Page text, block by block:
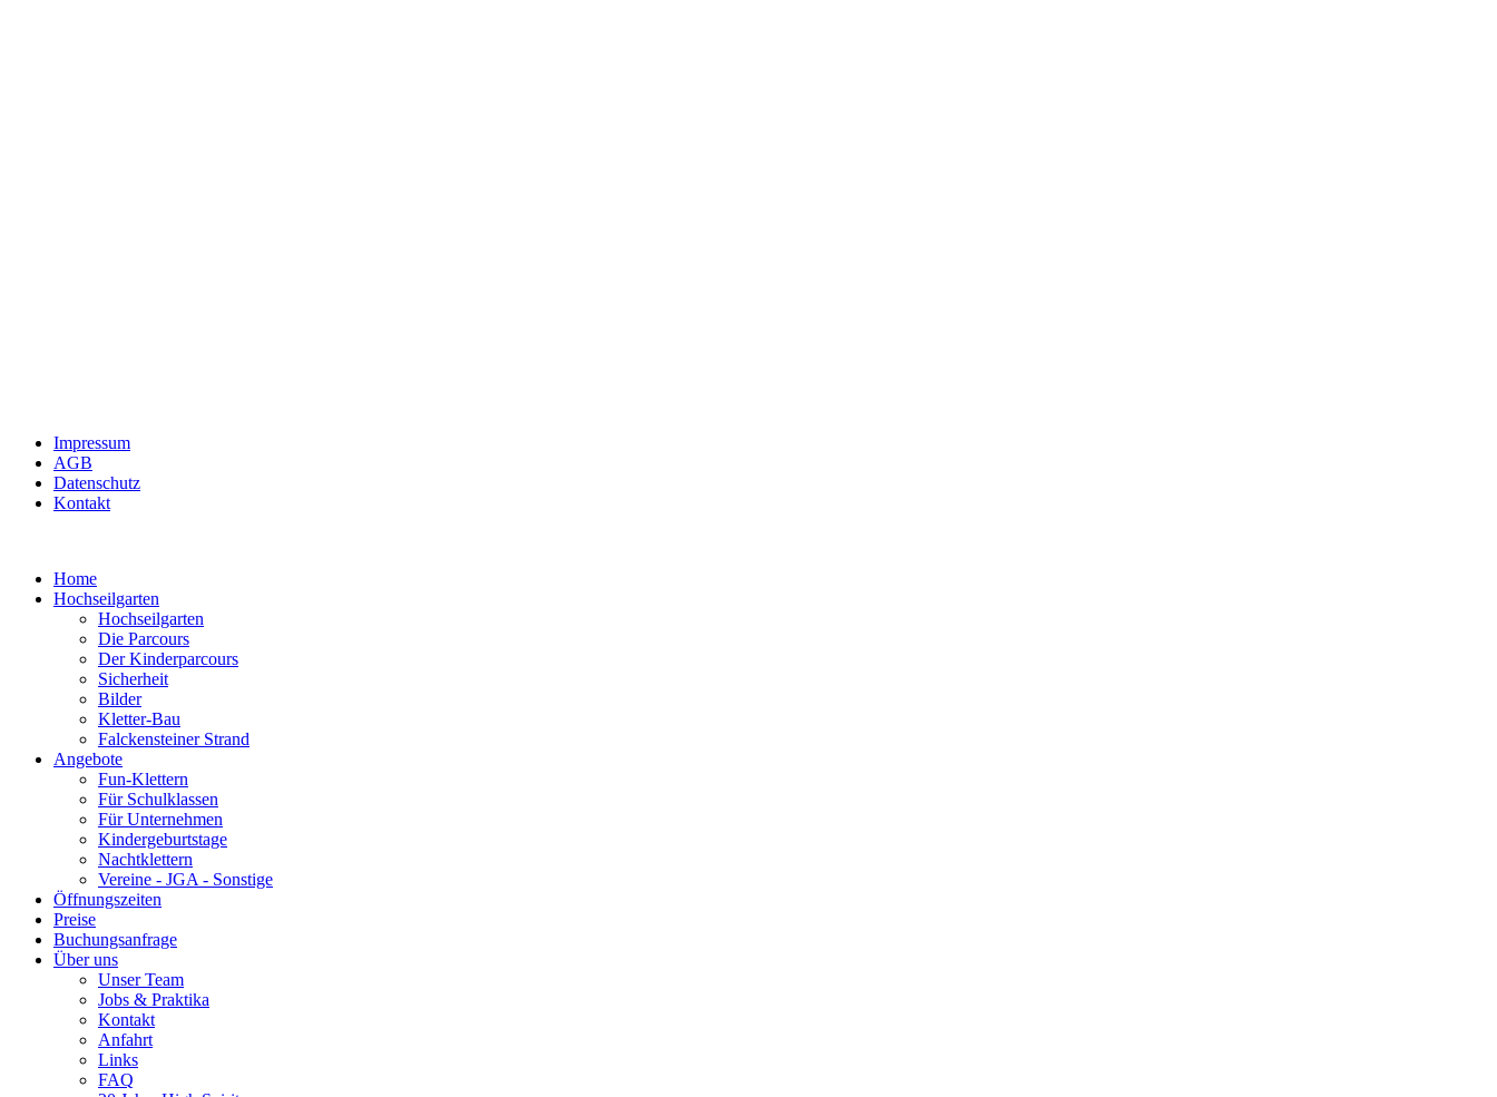
Impressum
AGB
Datenschutz
Kontakt
Home
Hochseilgarten
Hochseilgarten
Die Parcours
Der Kinderparcours
Sicherheit
Bilder
Kletter-Bau
Falckensteiner Strand
Angebote
Fun-Klettern
Für Schulklassen
Für Unternehmen
Kindergeburtstage
Nachtklettern
Vereine - JGA - Sonstige
Öffnungszeiten
Preise
Buchungsanfrage
Über uns
Unser Team
Jobs & Praktika
Kontakt
Anfahrt
Links
FAQ